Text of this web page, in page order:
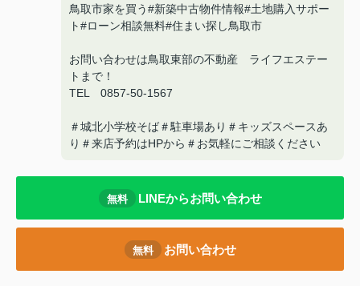
鳥取市家を買う#新築中古物件情報#土地購入サポー
ト#ローン相談無料#住まい探し鳥取市
お問い合わせは鳥取東部の不動産 ライフエステー
トまで！
TEL 0857-50-1567
＃城北小学校そば＃駐車場あり＃キッズスペースあ
り＃来店予約はHPから＃お気軽にご相談ください
無料 LINEからお問い合わせ
無料 お問い合わせ